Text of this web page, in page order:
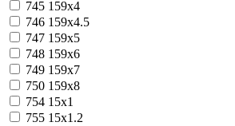
745 159х4
746 159х4.5
747 159х5
748 159х6
749 159х7
750 159х8
754 15х1
755 15х1.2